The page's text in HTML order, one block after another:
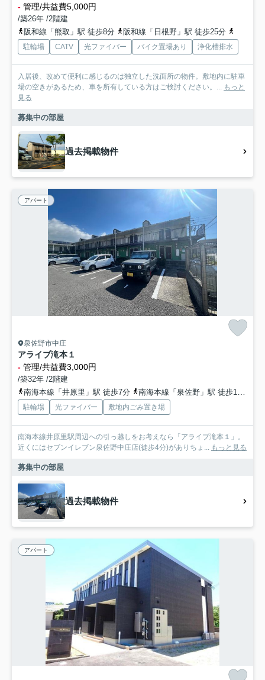
- 管理/共益費5,000円
/築26年 /2階建
阪和線「熊取」駅 徒歩8分
阪和線「日根野」駅 徒歩25分
駐輪場 CATV 光ファイバー バイク置場あり 浄化槽排水
入居後、改めて便利に感じるのは独立した洗面所の物件。敷地内に駐車
場の空きがあるため、車を所有している方はご検討ください。... もっと
見る
募集中の部屋
過去掲載物件
アパート
泉佐野市中庄
アライブ滝本１
- 管理/共益費3,000円
/築32年 /2階建
南海本線「井原里」駅 徒歩7分
南海本線「泉佐野」駅 徒歩18分
駐輪場 光ファイバー 敷地内ごみ置き場
南海本線井原里駅周辺への引っ越しをお考えなら「アライブ滝本１」。
近くにはセブンイレブン泉佐野中庄店(徒歩4分)がありちょ... もっと見る
募集中の部屋
過去掲載物件
アパート